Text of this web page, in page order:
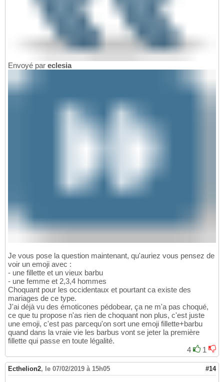
Envoyé par eclesia
Je vous pose la question maintenant, qu'auriez vous pensez de
voir un emoji avec :
- une fillette et un vieux barbu
- une femme et 2,3,4 hommes
Choquant pour les occidentaux et pourtant ca existe des
mariages de ce type.
J'ai déjà vu des émoticones pédobear, ça ne m'a pas choqué,
ce que tu propose n'as rien de choquant non plus, c'est juste
une emoji, c'est pas parcequ'on sort une emoji fillette+barbu
quand dans la vraie vie les barbus vont se jeter la première
fillette qui passe en toute légalité.
4
1
Ecthelion2, le 07/02/2019 à 15h05 #14